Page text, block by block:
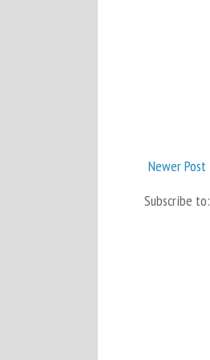
Newer Post
Subscribe to: